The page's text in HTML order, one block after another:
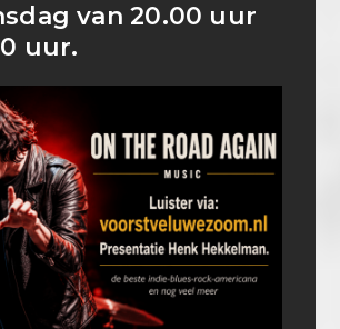
van 20.00 uur
uur.